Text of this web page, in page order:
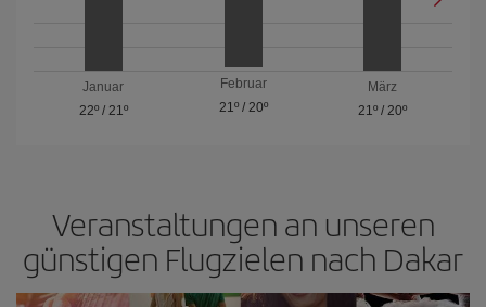
Januar
22º/ 21º
Februar
21º/ 20º
März
21º /20º
Veranstaltungen an unseren
günstigen Flugzielen nach Dakar